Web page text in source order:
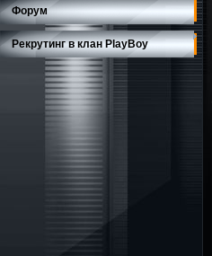
Форум
Рекрутинг в клан PlayBoy